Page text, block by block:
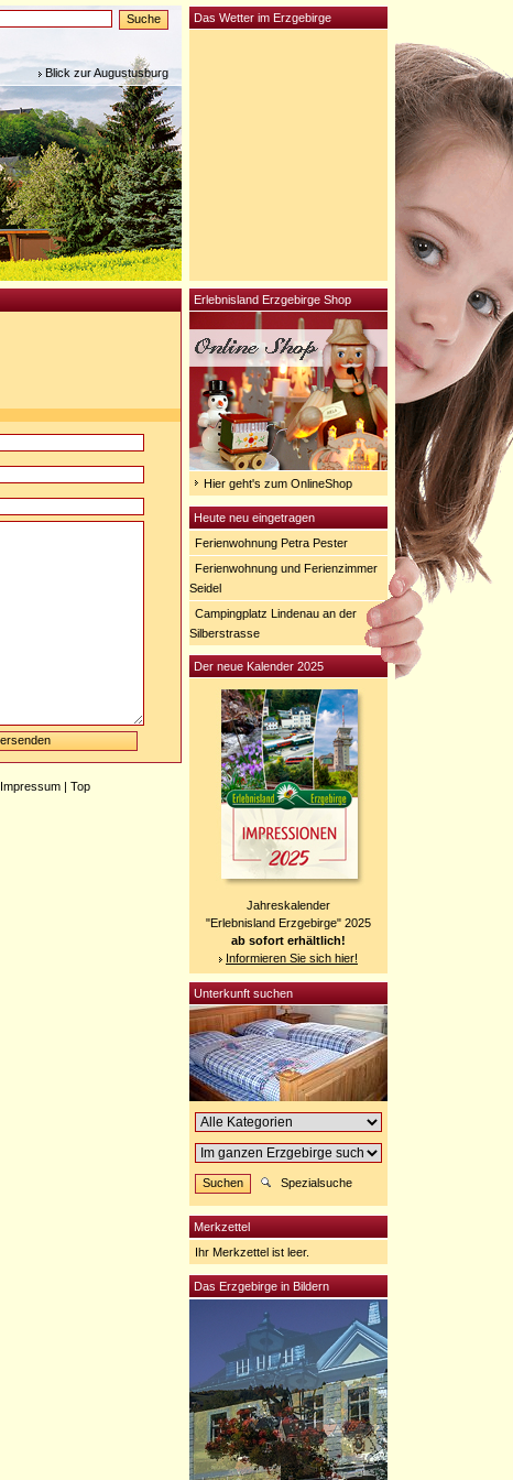
Blick zur Augustusburg
Impressum | Top
Erlebnisland Erzgebirge Shop
Hier geht's zum OnlineShop
Heute neu eingetragen
Ferienwohnung Petra Pester
Ferienwohnung und Ferienzimmer
Seidel
Campingplatz Lindenau an der
Silberstrasse
Der neue Kalender 2025
Jahreskalender
"Erlebnisland Erzgebirge" 2025
ab sofort erhältlich!
Informieren Sie sich hier!
Unterkunft suchen
Spezialsuche
Merkzettel
Ihr Merkzettel ist leer.
Das Erzgebirge in Bildern
Das Wetter im Erzgebirge